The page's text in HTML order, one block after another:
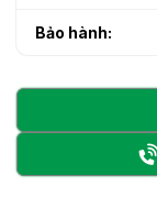
Bảo hành: